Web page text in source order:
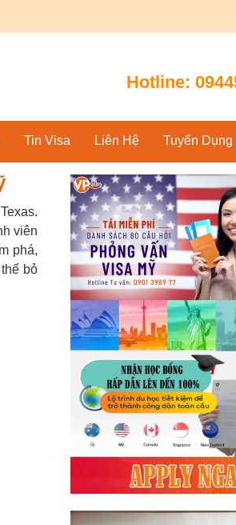
Hotline:
Tin Visa Liên Hệ Tuyển Dụng
viên
phá,
bỏ